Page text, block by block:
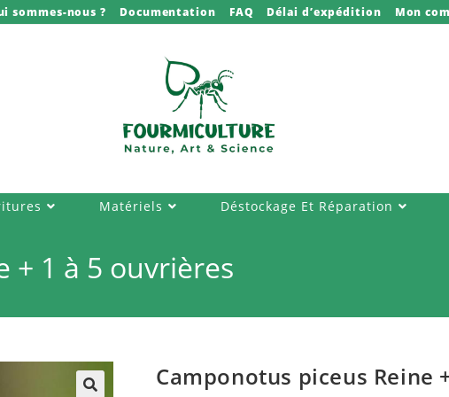
sommes-nous ? Documentation FAQ Délai d’expédition Mon
Matériels Déstockage Et Réparation
+ 1 à 5 ouvrières
Camponotus piceus Reine